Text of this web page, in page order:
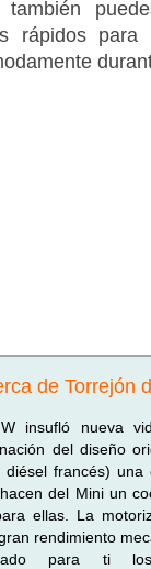
rápidos para
de Torrejón
insufló nueva
del diseño
diésel francés) una
del Mini un
ellas. La
rendimiento
para ti